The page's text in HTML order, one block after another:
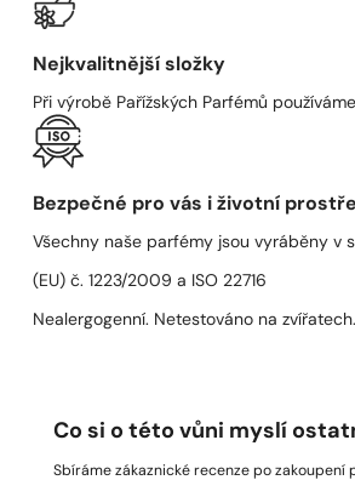
Nejkvalitnější složky
Při výrobě Pařížských Parfémů
Bezpečné pro vás i životní
Všechny naše parfémy jsou vyráběny v
(EU) č. 1223/2009 a ISO 22716
Nealergogenní. Netestováno na zvířatech.
Co si o této vůni myslí
Sbíráme zákaznické recenze po zakoupení